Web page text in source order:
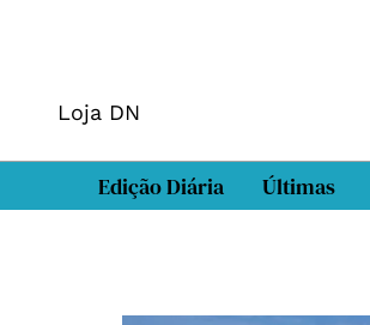
Loja DN
Edição Diária Últimas